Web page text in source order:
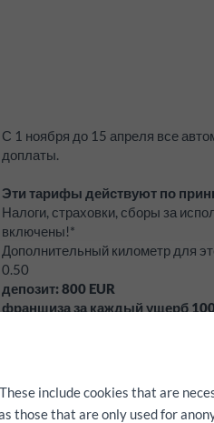
С 1 ноября до 15 апреля все
доплаты.
Эти тарифы действуют по
Налоги, страховки, сборы за
включены!*
Дополнительный километр для
0.50
депозит:800 EUR
франшиза за каждый ущерб
такие как
ремень для крепления можно
предварительно.
include cookies that are
those that are only used for